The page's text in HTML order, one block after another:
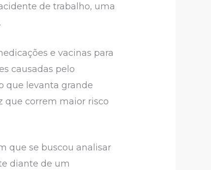
de trabalho, uma
e vacinas para
causadas pelo
que levanta grande
que correm maior risco
que se buscou analisar
diante de um